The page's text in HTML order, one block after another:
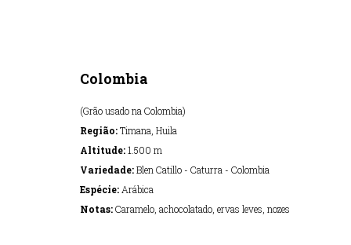
Colombia
(Grão usado na Colombia)
Região:Timana, Huila
Altitude:1.500 m
Variedade:Blen Catillo - Caturra - Colombia
Espécie: Arábica
Notas:Caramelo, achocolatado, ervas leves, nozes